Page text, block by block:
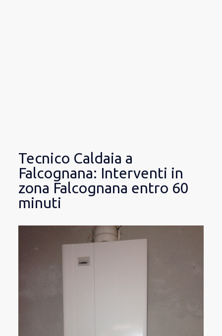
Tecnico Caldaia a
Falcognana: Interventi in
zona Falcognana entro 60
minuti